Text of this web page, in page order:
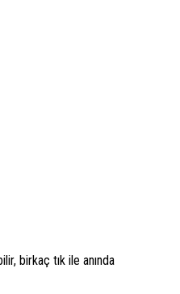
birkaç tık ile anında